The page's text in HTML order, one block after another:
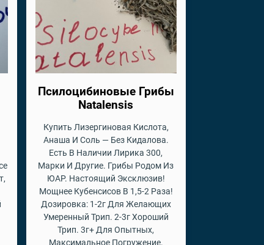
Псилоцибиновые Грибы
Natalensis
Купить Лизергиновая Кислота,
Анаша И Соль — Без Кидалова.
Есть В Наличии Лирика 300,
Марки И Другие. Грибы Родом Из
ЮАР. Настоящий Эксклюзив!
Мощнее Кубенсисов В 1,5-2 Раза!
Дозировка: 1-2г Для Желающих
Умеренный Трип. 2-3г Хороший
Трип. 3г+ Для Опытных,
Максимальное Погружение.